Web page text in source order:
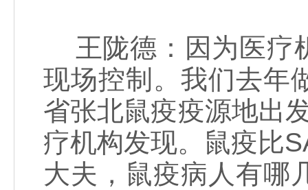
王陇德：因为医疗
现场控制。我们去年
省张北鼠疫疫源地出
疗机构发现。鼠疫比
大夫，鼠疫病人有哪